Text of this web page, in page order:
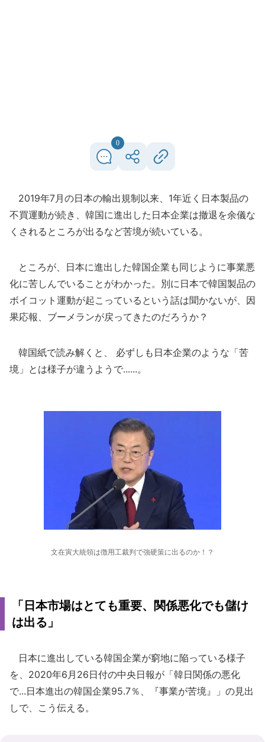
0
2019年7月の日本の輸出規制以来、1年近く日本製品の
不買運動が続き、韓国に進出した日本企業は撤退を余儀な
くされるところが出るなど苦境が続いている。
ところが、日本に進出した韓国企業も同じように事業悪
化に苦しんでいることがわかった。別に日本で韓国製品の
ボイコット運動が起こっているという話は聞かないが、因
果応報、ブーメランが戻ってきたのだろうか？
韓国紙で読み解くと、 必ずしも日本企業のような「苦
境」とは様子が違うようで......。
文在寅大統領は徴用工裁判で強硬策に出るのか！？
「日本市場はとても重要、関係悪化でも儲け
は出る」
日本に進出している韓国企業が窮地に陥っている様子
を、2020年6月26日付の中央日報が「韓日関係の悪化
で...日本進出の韓国企業95.7％、『事業が苦境』」の見出
しで、こう伝える。